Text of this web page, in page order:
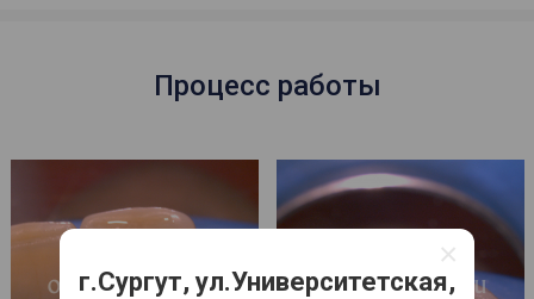
г.Сургут, ул.Университетская,
×
Процесс работы